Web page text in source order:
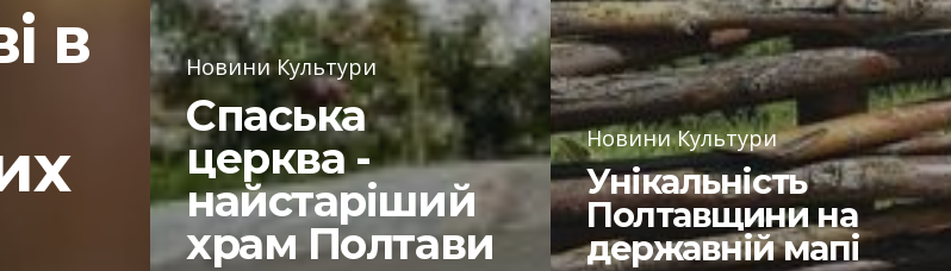
в
Новини Культури
Спаська
церква -
найстаріший
храм Полтави
Новини Культури
Унікальність
Полтавщини на
державній мапі